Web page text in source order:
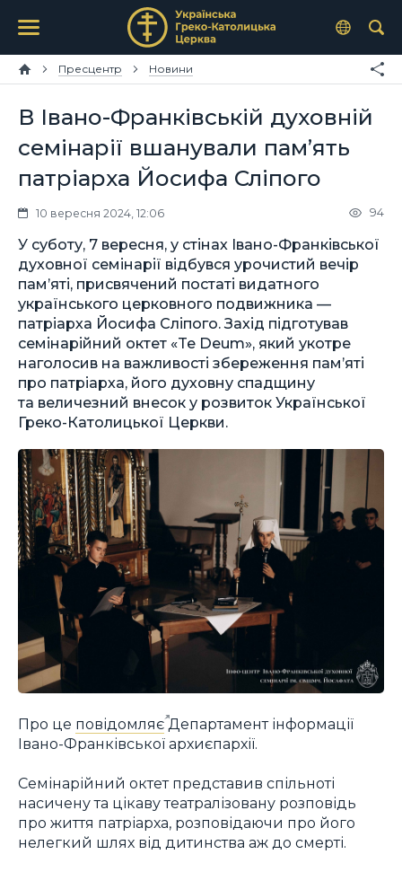
Пресцентр Новини
В Івано-Франківській духовній
семінарії вшанували пам’ять
патріарха Йосифа Сліпого
10 вересня 2024, 12:06 94
У суботу, 7 вересня, у стінах Івано-Франківської
духовної семінарії відбувся урочистий вечір
пам’яті, присвячений постаті видатного
українського церковного подвижника —
патріарха Йосифа Сліпого. Захід підготував
семінарійний октет «Te Deum», який укотре
наголосив на важливості збереження пам’яті
про патріарха, його духовну спадщину
та величезний внесок у розвиток Української
Греко-Католицької Церкви.
Про це повідомляєДепартамент інформації
Івано-Франківської архиєпархії.
Семінарійний октет представив спільноті
насичену та цікаву театралізовану розповідь
про життя патріарха, розповідаючи про його
нелегкий шлях від дитинства аж до смерті.